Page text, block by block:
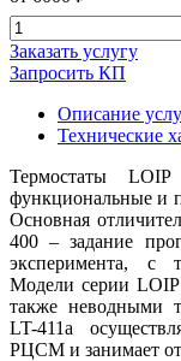
Заказать услугу
Запросить КП
Описание
Технические
Термостаты
функциональные и
Основная
400 – задание
эксперимента, с
Модели серии LOIP
также неводными
LT-411a
РЦСМ и занимает